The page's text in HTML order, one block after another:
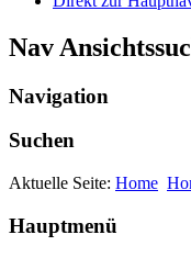
Nav
Navigation
Suchen
Aktuelle Seite: Home
Hauptmenü